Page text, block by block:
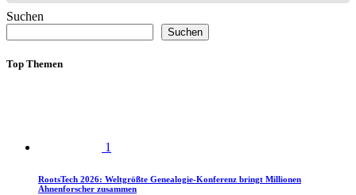
Suchen
Suchen
Top Themen
1
RootsTech 2026: Weltgrößte Genealogie-Konferenz bringt Millionen
Ahnenforscher zusammen